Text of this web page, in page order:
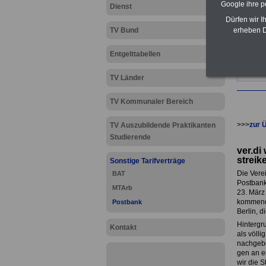
Dienst
TV Bund
Entgelttabellen
TV Länder
TV Kommunaler Bereich
TV Auszubildende Praktikanten
Studierende
Sonstige Tarifverträge
BAT
MTArb
Postbank
Kontakt
>>>zur
ver.di
Die
23.
Berlin,
als
gen an
wir die
Google ihre
Dürfen wir
erheben